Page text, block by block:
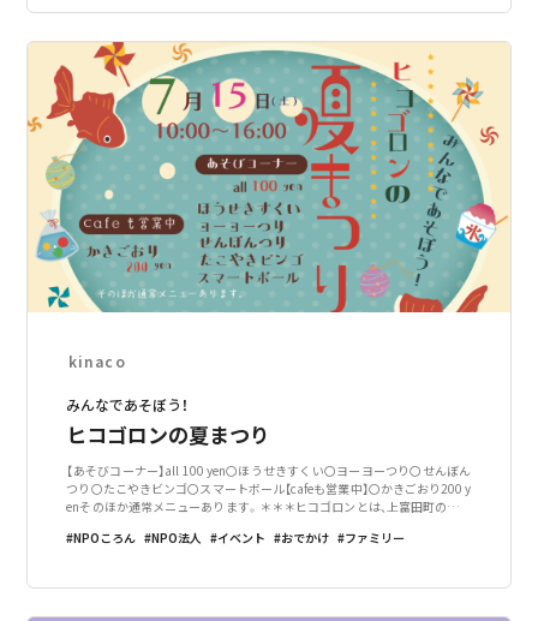
kinaco
みんなであそぼう！
ヒコゴロンの夏まつり
【あそびコーナー】all 100 yen〇ほうせきすくい〇ヨーヨーつり〇せんぼん
つり〇たこやきビンゴ〇スマートボール【cafeも営業中】〇かきごおり200 y
enそのほか通常メニューあります。＊＊＊ヒコゴロンとは、上富田町の指定
こNPOころん NPO法人 イベント おでかけ ファミリー